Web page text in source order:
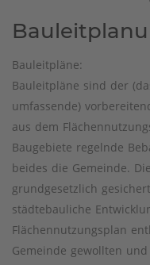
Bauleitpläne:
Bauleitpläne sind der
umfassende)
aus dem
Baugebiete regelnde
beides die Gemeinde.
grundgesetzlich
städtebauliche
Flächennutzungsplan
Gemeinde gewollten